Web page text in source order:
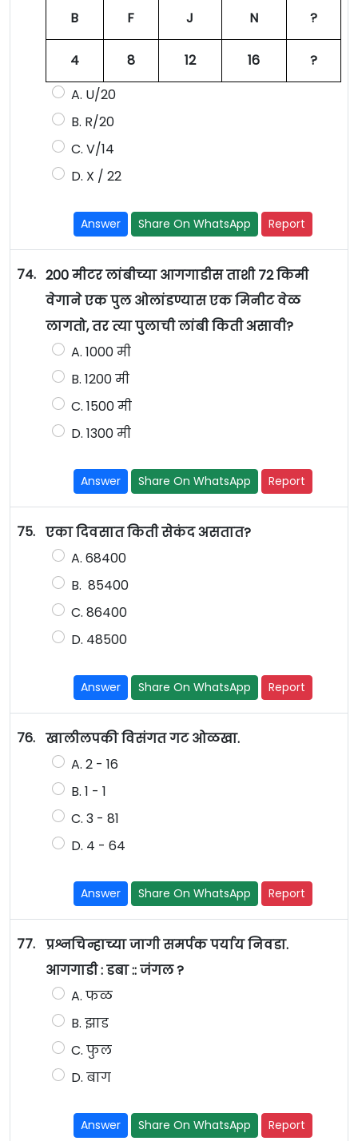
B
F J N ?
4 8 12 16
?
A. U/20
B. R/20
C. V/14
D. X / 22
Answer Share On WhatsApp Report
74. 200 मीटर लांबीच्या आगगाडीस ताशी 72 किमी
वेगाने एक पुल ओलांडण्यास एक मिनीट वेळ
लागतो, तर त्या पुलाची लांबी किती असावी?
A. 1000 मी
B. 1200 मी
C. 1500 मी
D. 1300 मी
Answer Share On WhatsApp Report
75. एका दिवसात किती सेकंद असतात?
A. 68400
B. 85400
C. 86400
D. 48500
Answer Share On WhatsApp Report
76. खालीलपकी विसंगत गट ओळखा.
A. 2 - 16
B. 1 - 1
C. 3 - 81
D. 4 - 64
Answer Share On WhatsApp Report
77. प्रश्नचिन्हाच्या जागी समर्पक पर्याय निवडा.
आगगाडी : डबा :: जंगल ?
A. फळ
B. झाड
C. फुल
D. बाग
Answer Share On WhatsApp Report